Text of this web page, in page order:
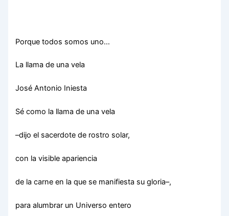
Porque todos somos uno…
La llama de una vela
José Antonio Iniesta
Sé como la llama de una vela
­–dijo el sacerdote de rostro solar,
con la visible apariencia
de la carne en la que se manifiesta su gloria–,
para alumbrar un Universo entero